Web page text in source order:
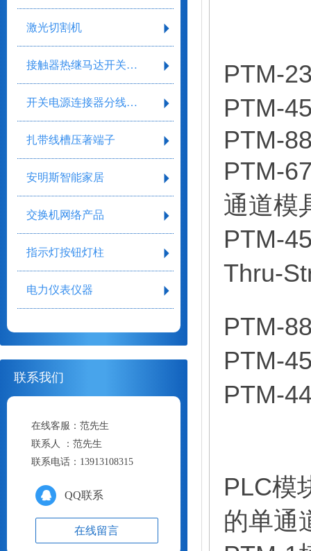
激光切割机
接触器热继马达开关继电器
开关电源连接器分线盒气缸气阀剥线工具
扎带线槽压著端子
安明斯智能家居
交换机网络产品
指示灯按钮灯柱
电力仪表仪器
联系我们
在线客服：范先生
联系人 ：范先生
联系电话： 13913108315
QQ联系
在线留言
PTM-
PTM-
PTM-
PTM-
通道模
PTM-
Thru-
PTM-
PTM-
PTM-
PLC模
的单通